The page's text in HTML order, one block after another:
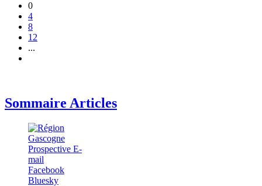
0
4
8
12
...
Sommaire Articles